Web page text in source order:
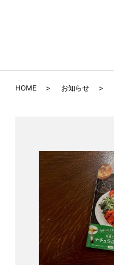
HOME お知らせ